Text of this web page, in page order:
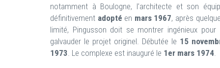
notamment à Boulogne, l’architecte et son
définitivement adopté en mars 1967, après
limité, Pingusson doit se montrer ingénieux
galvauder le projet originel. Débutée le 15
1973. Le complexe est inauguré le 1er mars 1974.